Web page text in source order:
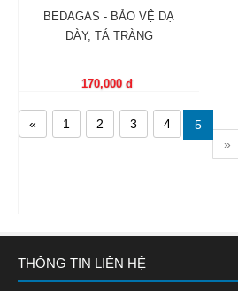
BEDAGAS - BẢO VỆ DẠ
DÀY, TÁ TRÀNG
170,000 đ
« 1 2 3 4
5
»
THÔNG TIN LIÊN HỆ